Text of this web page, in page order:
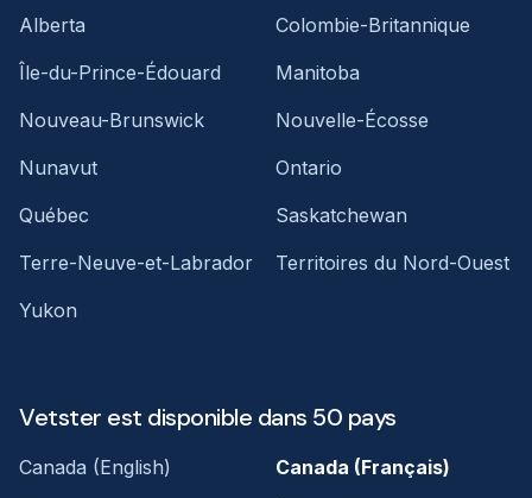
Alberta
Colombie-Britannique
Île-du-Prince-Édouard
Manitoba
Nouveau-Brunswick
Nouvelle-Écosse
Nunavut
Ontario
Québec
Saskatchewan
Terre-Neuve-et-Labrador
Territoires du Nord-Ouest
Yukon
Vetster est disponible dans 50 pays
Canada (English)
Canada (Français)